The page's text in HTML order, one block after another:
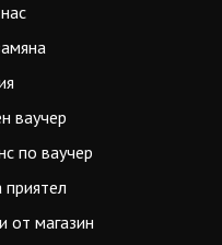
ваучер
по ваучер
от магазин